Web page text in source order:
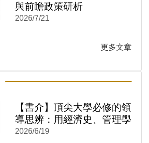
與前瞻政策研析
2026/7/21
更多文章
【書介】頂尖大學必修的領
導思辨：用經濟史、管理學
與技術哲學看懂決策本質
2026/6/19